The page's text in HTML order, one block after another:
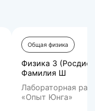
Общая физика
Физика 3
Фамилия Ш
Лабораторная
«Опыт Юнга»